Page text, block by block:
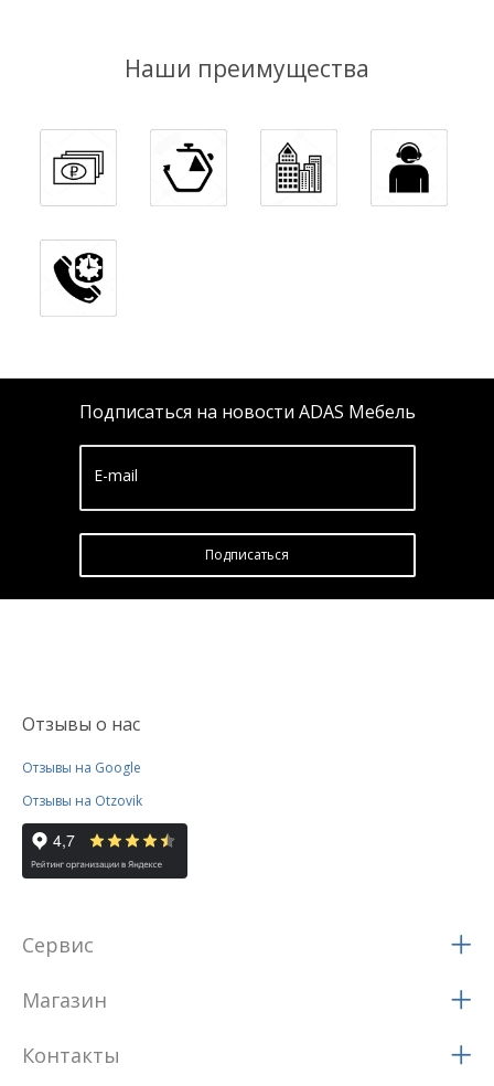
Наши преимущества
Подписаться на новости ADAS Мебель
E-mail
Подписатьcя
Отзывы о нас
Отзывы на Google
Отзывы на Otzovik
Сервис
Магазин
Контакты